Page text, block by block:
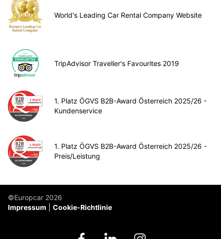
World's Leading Car Rental Company Website
TripAdvisor Traveller's Favourites 2019
1. Platz ÖGVS B2B-Award Österreich 2025/26 -
Kundenservice
1. Platz ÖGVS B2B-Award Österreich 2025/26 -
Preis/Leistung
©Europcar 2026
Impressum
Cookie-Richtlinie